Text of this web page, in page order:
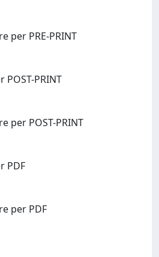
per PRE-PRINT
PRINT
per POST-PRINT
PDF
per PDF